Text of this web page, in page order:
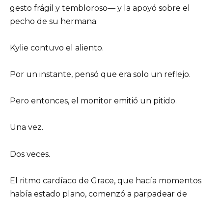
gesto frágil y tembloroso— y la apoyó sobre el
pecho de su hermana.
Kylie contuvo el aliento.
Por un instante, pensó que era solo un reflejo.
Pero entonces, el monitor emitió un pitido.
Una vez.
Dos veces.
El ritmo cardíaco de Grace, que hacía momentos
había estado plano, comenzó a parpadear de